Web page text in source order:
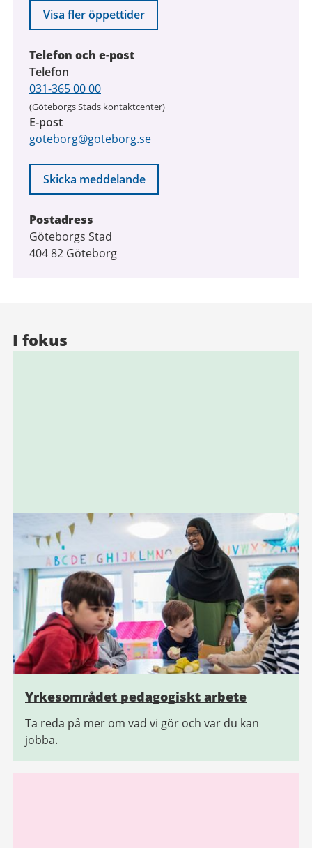
Visa fler öppettider
Telefon och e-post
Telefon
031-365 00 00
(Göteborgs Stads kontaktcenter)
E-post
goteborg@goteborg.se
Skicka meddelande
Postadress
Göteborgs Stad
404 82 Göteborg
I fokus
Yrkesområdet pedagogiskt arbete
Ta reda på mer om vad vi gör och var du kan
jobba.